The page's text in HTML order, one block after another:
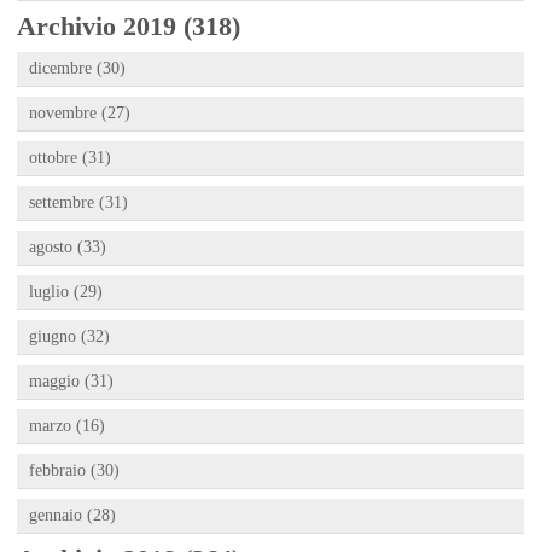
Archivio 2019 (318)
dicembre (30)
novembre (27)
ottobre (31)
settembre (31)
agosto (33)
luglio (29)
giugno (32)
maggio (31)
marzo (16)
febbraio (30)
gennaio (28)